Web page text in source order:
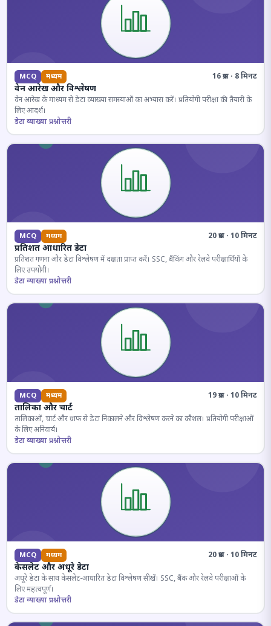
MCQ मध्यम 16 प्रश्न · 8 मिनट
वेन आरेख और विश्लेषण
वेन आरेख के माध्यम से डेटा व्याख्या समस्याओं का अभ्यास करें। प्रतियोगी परीक्षा की तैयारी के
लिए आदर्श।
डेटा व्याख्या प्रश्नोत्तरी
MCQ मध्यम 20 प्रश्न · 10 मिनट
प्रतिशत आधारित डेटा
प्रतिशत गणना और डेटा विश्लेषण में दक्षता प्राप्त करें। SSC, बैंकिंग और रेलवे परीक्षार्थियों के
लिए उपयोगी।
डेटा व्याख्या प्रश्नोत्तरी
MCQ मध्यम 19 प्रश्न · 10 मिनट
तालिका और चार्ट
तालिकाओं, चार्ट और ग्राफ से डेटा निकालने और विश्लेषण करने का कौशल। प्रतियोगी परीक्षाओं
के लिए अनिवार्य।
डेटा व्याख्या प्रश्नोत्तरी
MCQ मध्यम 20 प्रश्न · 10 मिनट
केसलेट और अधूरे डेटा
अधूरे डेटा के साथ केसलेट-आधारित डेटा विश्लेषण सीखें। SSC, बैंक और रेलवे परीक्षाओं के
लिए महत्वपूर्ण।
डेटा व्याख्या प्रश्नोत्तरी